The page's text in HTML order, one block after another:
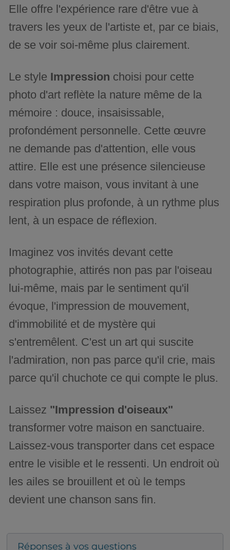
Elle offre l'expérience rare d'être vue à
travers les yeux de l'artiste et, par ce biais,
de se voir soi-même plus clairement.
Le style Impression choisi pour cette
photo d'art reflète la nature même de la
mémoire : douce, insaisissable,
profondément personnelle. Cette œuvre
ne demande pas d'attention, elle vous
attire. Elle est une présence silencieuse
dans votre maison, vous invitant à une
respiration plus profonde, à un rythme plus
lent, à un espace de réflexion.
Imaginez vos invités devant cette
photographie, attirés non pas par l'oiseau
lui-même, mais par le sentiment qu'il
évoque, l'impression de mouvement,
d'immobilité et de mystère qui
s'entremêlent. C'est un art qui suscite
l'admiration, non pas parce qu'il crie, mais
parce qu'il chuchote ce qui compte le plus.
Laissez "Impression d'oiseaux"
transformer votre maison en sanctuaire.
Laissez-vous transporter dans cet espace
entre le visible et le ressenti. Un endroit où
les ailes se brouillent et où le temps
devient une chanson sans fin.
Réponses à vos questions